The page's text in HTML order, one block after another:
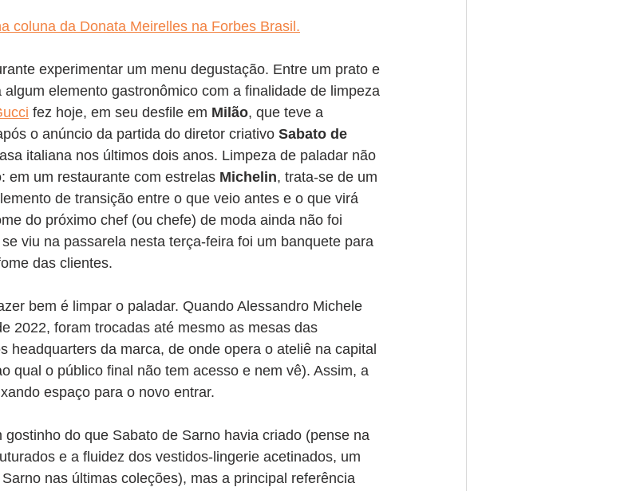
coluna da Donata Meirelles na Forbes Brasil.
experimentar um menu degustação. Entre um prato e
elemento gastronômico com a finalidade de limpeza
fez hoje, em seu desfile em Milão, que teve a
o anúncio da partida do diretor criativo Sabato de
italiana nos últimos dois anos. Limpeza de paladar não
em um restaurante com estrelas Michelin, trata-se de um
de transição entre o que veio antes e o que virá
do próximo chef (ou chefe) de moda ainda não foi
viu na passarela nesta terça-feira foi um banquete para
das clientes.
bem é limpar o paladar. Quando Alessandro Michele
2022, foram trocadas até mesmo as mesas das
headquarters da marca, de onde opera o ateliê na capital
qual o público final não tem acesso e nem vê). Assim, a
espaço para o novo entrar.
do que Sabato de Sarno havia criado (pense na
e a fluidez dos vestidos-lingerie acetinados, um
nas últimas coleções), mas a principal referência